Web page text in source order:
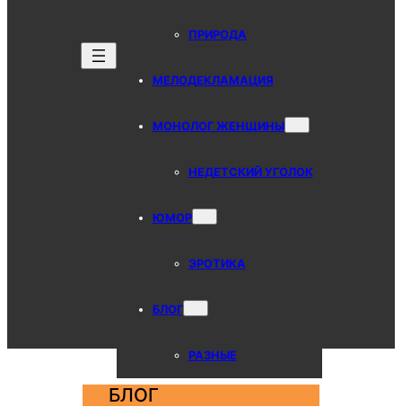
ПРИРОДА
МЕЛОДЕКЛАМАЦИЯ
МОНОЛОГ ЖЕНЩИНЫ
НЕДЕТСКИЙ УГОЛОК
ЮМОР
ЭРОТИКА
БЛОГ
РАЗНЫЕ
БЛОГ